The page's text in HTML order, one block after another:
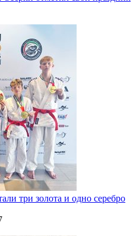
три золота и одно серебро